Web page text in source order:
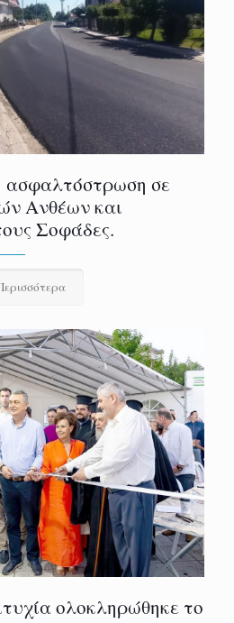
σε
Ανθέων και
Σοφάδες.
ολοκληρώθηκε το